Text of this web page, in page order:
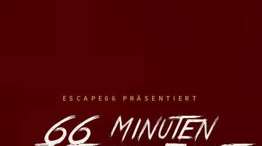
ESCAPE66 PRÄSENTIERT
66 Minuten